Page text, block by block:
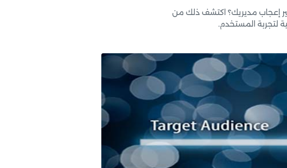
إعجاب مديريك؟ اكتشف ذلك من
لتجربة المستخدم.